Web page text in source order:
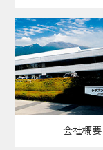
会社概要